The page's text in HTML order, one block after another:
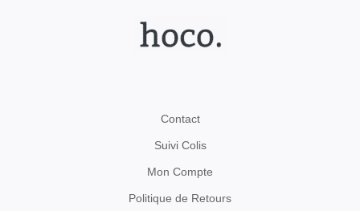
Contact
Suivi Colis
Mon Compte
Politique de Retours